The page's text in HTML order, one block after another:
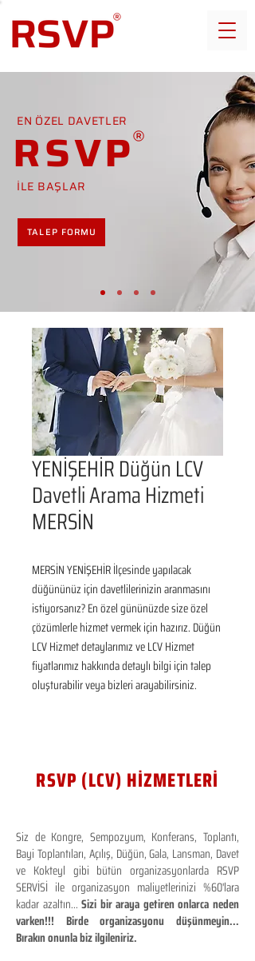
EN ÖZEL DAVETLER
RSVP
İLE BAŞLAR
TALEP FORMU
YENİŞEHİR Düğün LCV
Davetli Arama Hizmeti
MERSİN
MERSİN YENİŞEHİR İlçesinde yapılacak
düğününüz için davetlilerinizin aranmasını
istiyorsanız? En özel gününüzde size özel
çözümlerle hizmet vermek için hazırız. Düğün
LCV Hizmet detaylarımız ve LCV Hizmet
fiyatlarımız hakkında detaylı bilgi için talep
oluşturabilir veya bizleri arayabilirsiniz.
RSVP (LCV) HİZMETLERİ
Siz de Kongre, Sempozyum, Konferans, Toplantı,
Bayi Toplantıları, Açılış, Düğün, Gala, Lansman, Davet
ve Kokteyl gibi bütün organizasyonlarda RSVP
SERVİSİ ile organizasyon maliyetlerinizi %60'lara
kadar azaltın...Sizi bir araya getiren onlarca neden
varken!!! Birde organizasyonu düşünmeyin...
Bırakın onunla biz ilgileniriz.